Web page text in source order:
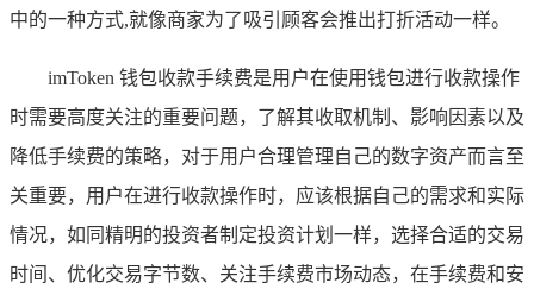
中的一种方式,就像商家为了吸引顾客会推出打折活动一样。
imToken 钱包收款手续费是用户在使用钱包进行收款操作
时需要高度关注的重要问题，了解其收取机制、影响因素以及
降低手续费的策略，对于用户合理管理自己的数字资产而言至
关重要，用户在进行收款操作时，应该根据自己的需求和实际
情况，如同精明的投资者制定投资计划一样，选择合适的交易
时间、优化交易字节数、关注手续费市场动态，在手续费和安